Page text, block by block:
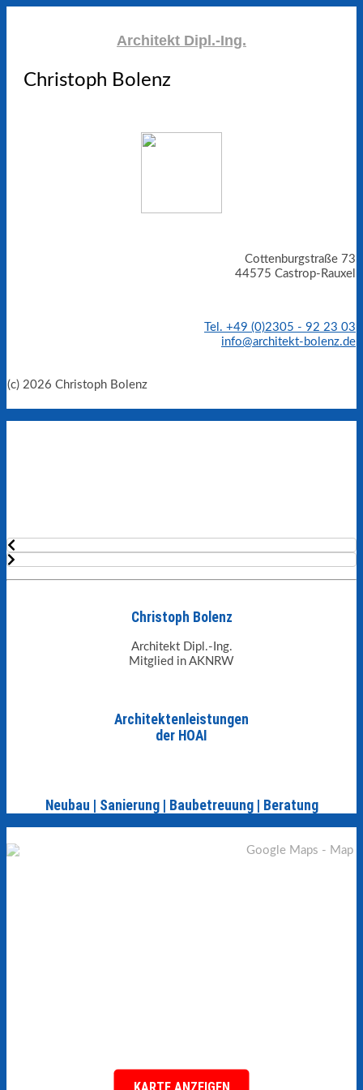
Architekt Dipl.-Ing.
Christoph Bolenz
Cottenburgstraße 73
44575 Castrop-Rauxel
Tel. +49 (0)2305 - 92 23 03
info@architekt-bolenz.de
(c) 2026 Christoph Bolenz
Christoph Bolenz
Architekt Dipl.-Ing.
Mitglied in AKNRW
Architektenleistungen
der HOAI
Neubau | Sanierung | Baubetreuung | Beratung